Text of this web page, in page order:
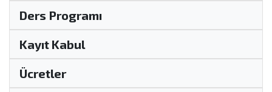
Ders Programı
Kayıt Kabul
Ücretler